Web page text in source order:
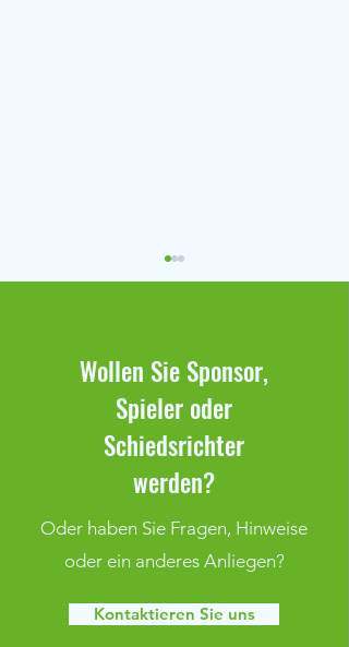
Klaffenbach bleibt weiter
ungeschlagen
Wollen Sie Sponsor,
Spieler oder
Schiedsrichter
werden?
Oder haben Sie Fragen, Hinweise
oder ein anderes Anliegen?
Kontaktieren Sie uns